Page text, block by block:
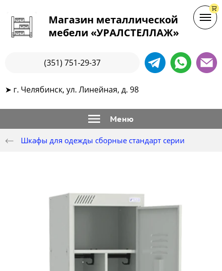
Магазин металлической
мебели «УРАЛСТЕЛЛАЖ»
(351) 751-29-37
➤ г. Челябинск, ул. Линейная, д. 98
Меню
Шкафы для одежды сборные стандарт серии